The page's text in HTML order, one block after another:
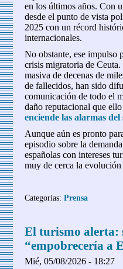
en los últimos años. Con
desde el punto de vista
2025 con un récord
internacionales.
No obstante, ese impulso
crisis migratoria de
masiva de decenas de
de fallecidos, han sido
comunicación de todo el
daño reputacional que
enciende las alarmas
Aunque aún es pronto
episodio sobre la
españolas con intereses
muy de cerca la
Categorías:Prensa
El turismo alerta:
“empobrecería a
Mié, 05/08/2026 - 18:27